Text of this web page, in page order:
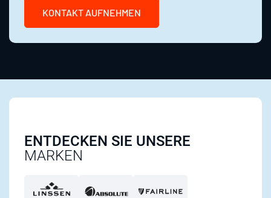
KONTAKT AUFNEHMEN
ENTDECKEN SIE UNSERE
MARKEN